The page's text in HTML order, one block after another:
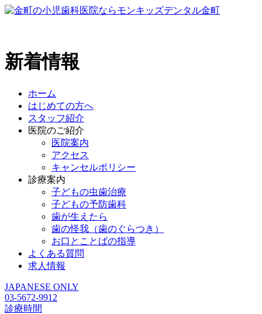
新着情報
ホーム
はじめての方へ
スタッフ紹介
医院のご紹介
医院案内
アクセス
キャンセルポリシー
診療案内
子どもの虫歯治療
子どもの予防歯科
歯が生えたら
歯の怪我（歯のぐらつき）
お口とことばの指導
よくある質問
求人情報
JAPANESE ONLY
03-5672-9912
診療時間